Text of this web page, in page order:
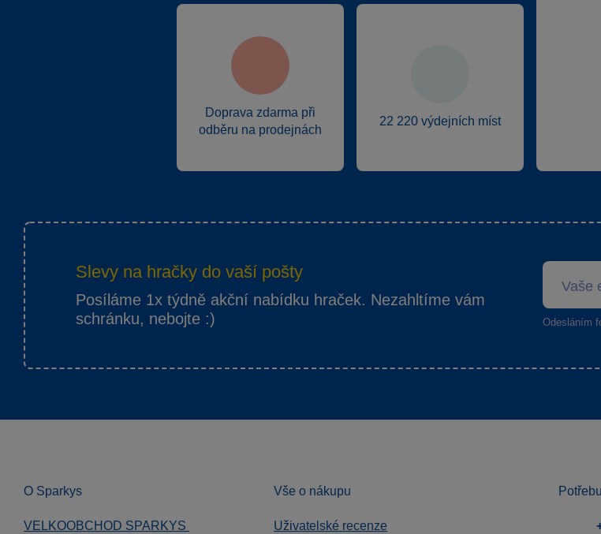
Doprava zdarma při
odběru na prodejnách
22 220 výdejních míst
Slevy na hračky do vaší pošty
Posíláme 1x týdně akční nabídku hraček. Nezahltíme vám
schránku, nebojte :)
Odesláním
O Sparkys
VELKOOBCHOD SPARKYS
Vše o nákupu
Uživatelské recenze